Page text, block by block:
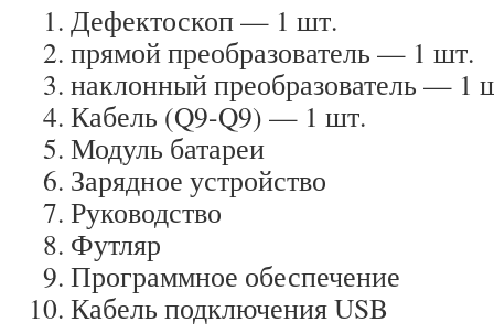
Дефектоскоп — 1 шт.
прямой преобразователь — 1 шт.
наклонный преобразователь — 1
Кабель (Q9-Q9) — 1 шт.
Модуль батареи
Зарядное устройство
Руководство
Футляр
Программное обеспечение
Кабель подключения USB